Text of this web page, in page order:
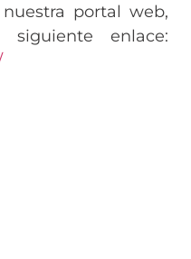
portal web,
enlace: